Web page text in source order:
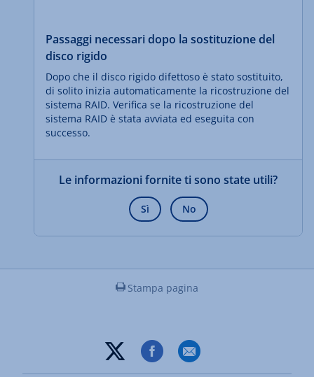
Passaggi necessari dopo la sostituzione del
disco rigido
Dopo che il disco rigido difettoso è stato sostituito,
di solito inizia automaticamente la ricostruzione del
sistema RAID. Verifica se la ricostruzione del
sistema RAID è stata avviata ed eseguita con
successo.
Le informazioni fornite ti sono state utili?
Sì No
Stampa pagina